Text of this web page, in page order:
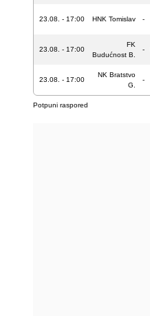
23.08. - 17:00 HNK Tomislav -
23.08. - 17:00
FK
Budućnost B.
-
23.08. - 17:00
NK Bratstvo
G.
-
Potpuni raspored